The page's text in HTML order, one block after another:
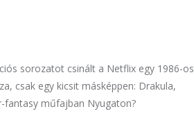
sorozatot csinált a Netflix egy 1986-os
csak egy kicsit másképpen: Drakula,
fantasy műfajban Nyugaton?